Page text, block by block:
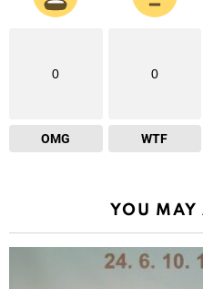
0
OMG
0
WTF
YOU MAY